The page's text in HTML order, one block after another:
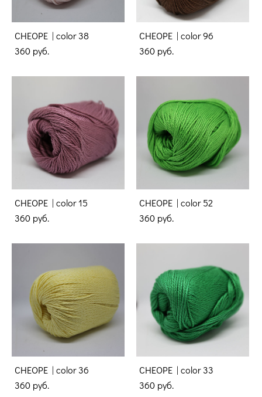
CHEOPE | color 38
360 pуб.
CHEOPE | color 96
360 pуб.
CHEOPE | color 15
360 pуб.
CHEOPE | color 52
360 pуб.
CHEOPE | color 36
360 pуб.
CHEOPE | color 33
360 pуб.